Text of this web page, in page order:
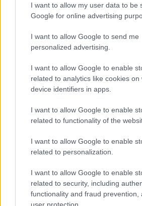
I want to allow my user data to be
Google for online advertising
I want to allow Google to send me
personalized advertising.
I want to allow Google to enable
related to analytics like cookies on
device identifiers in apps.
I want to allow Google to enable
related to functionality of the
I want to allow Google to enable
related to personalization.
I want to allow Google to enable
related to security, including
functionality and fraud prevention,
user protection.
Aguacate en la cocina: 10 recetas
RECETAS